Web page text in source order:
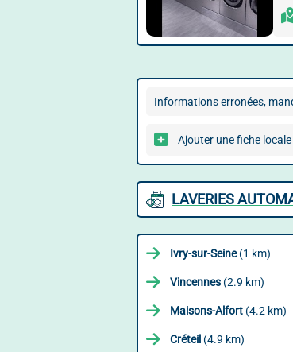
Informations erronées,
Ajouter une fiche locale
LAVERIES
Ivry-sur-Seine(1 km)
Vincennes (2.9 km)
Maisons-Alfort (4.2 km)
Créteil (4.9 km)